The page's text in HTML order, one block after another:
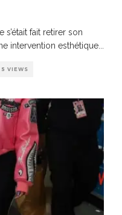
s’était fait retirer son
intervention esthétique
5 VIEWS